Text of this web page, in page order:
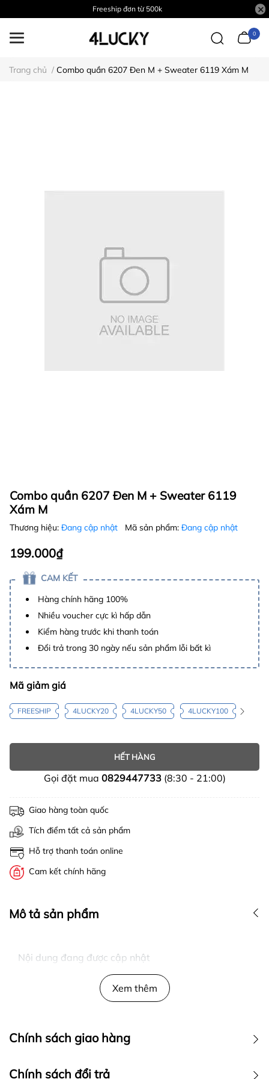
Freeship đơn từ 500k
0
Trang chủ / Combo quần 6207 Đen M + Sweater 6119 Xám M
Combo quần 6207 Đen M + Sweater 6119
Xám M
Thương hiệu: Đang cập nhật Mã sản phẩm: Đang cập nhật
199.000₫
CAM KẾT
Hàng chính hãng 100%
Nhiều voucher cực kì hấp dẫn
Kiểm hàng trước khi thanh toán
Đổi trả trong 30 ngày nếu sản phẩm lỗi bất kì
Mã giảm giá
FREESHIP 4LUCKY20 4LUCKY50 4LUCKY100
HẾT HÀNG
Gọi đặt mua 0829447733(8:30 - 21:00)
Giao hàng toàn quốc
Tích điểm tất cả sản phẩm
Hỗ trợ thanh toán online
Cam kết chính hãng
Mô tả sản phẩm
Nội dung đang được cập nhật
Xem thêm
Chính sách giao hàng
Chính sách đổi trả